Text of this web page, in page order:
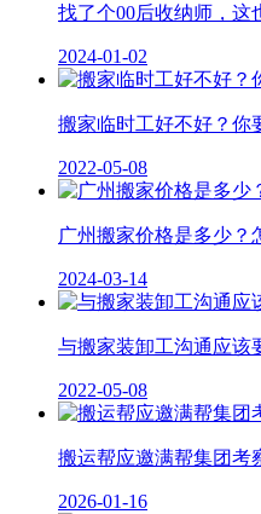
找了个00后收纳师，这
2024-01-02
搬家临时工好不好？你
2022-05-08
广州搬家价格是多少？
2024-03-14
与搬家装卸工沟通应该
2022-05-08
搬运帮应邀满帮集团考
2026-01-16